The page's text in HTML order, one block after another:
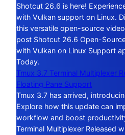
Shotcut 26.6 is here!
with Vulkan support on Linux.
this versatile open-source
post Shotcut 26.6 Open-
with Vulkan on Linux Support
Today.
Tmux 3.7 Terminal Multiplexer
Floating Pane Support
Tmux 3.7 has arrived,
Explore how this update can
workflow and boost
Terminal Multiplexer Released